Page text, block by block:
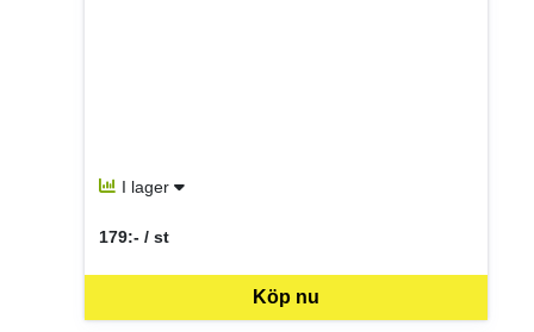
I lager
Köp nu
179:- / st
SEK per ST